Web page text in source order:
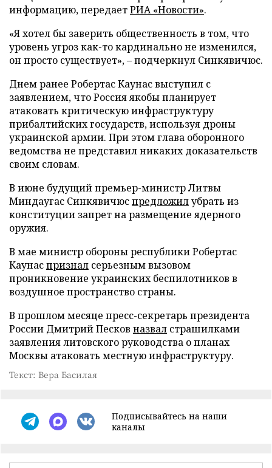
информацию, передаетРИА «Новости».
«Я хотел бы заверить общественность в том, что
уровень угроз как-то кардинально не изменился,
он просто существует», – подчеркнул Синкявичюс.
Днем ранее Робертас Каунас выступил с
заявлением, что Россия якобы планирует
атаковать критическую инфраструктуру
прибалтийских государств, используя дроны
украинской армии. При этом глава оборонного
ведомства не представил никаких доказательств
своим словам.
В июне будущий премьер-министр Литвы
Миндаугас Синкявичюспредложилубрать из
конституции запрет на размещение ядерного
оружия.
В мае министр обороны республики Робертас
Каунаспризнал серьезным вызовом
проникновение украинских беспилотников в
воздушное пространство страны.
В прошлом месяце пресс-секретарь президента
России Дмитрий Песков назвал страшилками
заявления литовского руководства о планах
Москвы атаковать местную инфраструктуру.
Текст: Вера Басилая
Подписывайтесь на наши
каналы